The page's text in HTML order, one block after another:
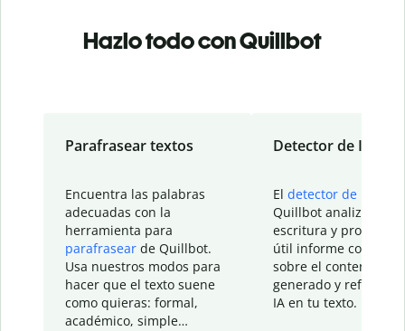
Hazlo todo con Quillbot
Parafrasear textos
Encuentra las palabras
adecuadas con la
herramienta para
parafrasear de Quillbot.
Usa nuestros modos para
hacer que el texto suene
como quieras: formal,
académico, simple…
Detector de IA
El detector de IA
Quillbot analiza tu
escritura y
útil informe con
sobre el contenido
generado y refinado
IA en tu texto.